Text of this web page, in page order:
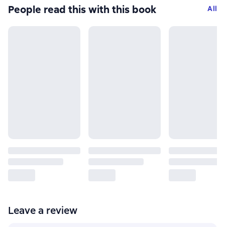
People read this with this book All
Leave a review